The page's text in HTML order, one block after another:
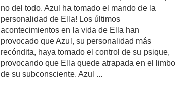
no del todo. Azul ha tomado el mando de la
personalidad de Ella! Los últimos
acontecimientos en la vida de Ella han
provocado que Azul, su personalidad más
recóndita, haya tomado el control de su psique,
provocando que Ella quede atrapada en el limbo
de su subconsciente. Azul ...